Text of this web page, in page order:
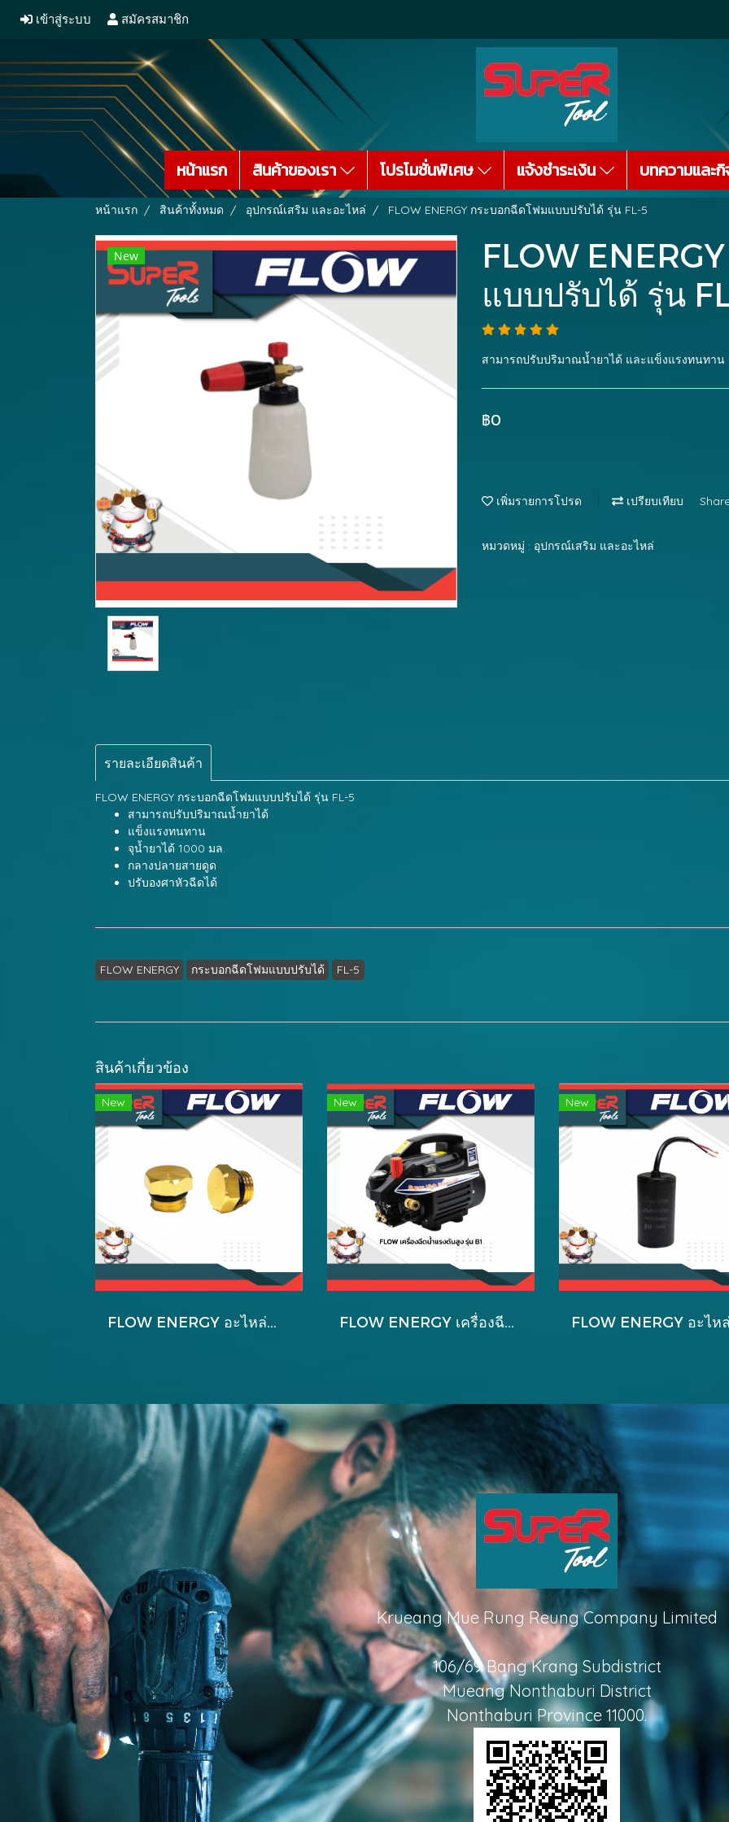
เข้าสู่ระบบ สมัครสมาชิก
หน้าแรก สินค้าของเรา โปรโมชั่นพิเศษ แจ้งชำระเงิน บทความและ
หน้าแรก สินค้าทั้งหมด อุปกรณ์เสริม และอะไหล่ FLOW ENERGY กระบอกฉีดโฟมแบบปรับได้ รุ่น FL-5
New
FLOW
แบบปรับได้ รุ่น
สามารถปรับปริมาณน้ำยาได้ และแข็งแรงทนทาน
฿0
เพิ่มรายการโปรด เปรียบเทียบ
หมวดหมู่ : อุปกรณ์เสริม และอะไหล่
รายละเอียดสินค้า
FLOW ENERGY กระบอกฉีดโฟมแบบปรับได้ รุ่น FL-5
สามารถปรับปริมาณน้ำยาได้
แข็งแรงทนทาน
จุน้ำยาได้ 1000 มล.
กลางปลายสายดูด
ปรับองศาหัวฉีดได้
FLOW ENERGY กระบอกฉีดโฟมแบบปรับได้ FL-5
สินค้าเกี่ยวข้อง
New New New
Krueang Mue Rung Reung Company Limited
106/69 Bang Krang Subdistrict
Mueang Nonthaburi District
Nonthaburi Province 11000.